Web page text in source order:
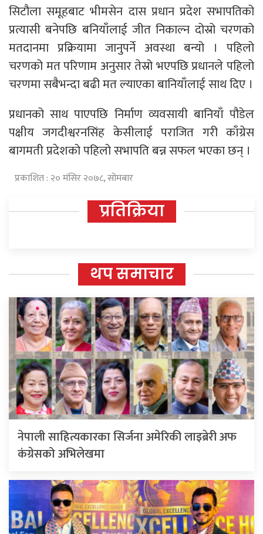
सिटौला समूहबाट भीमसेन दास प्रधान प्रदेश सभापतिको
प्रत्यासी बनेपछि बनियाँलाई जीत निकाल्न दोस्रो चरणको
मतदानमा प्रक्रियामा जानुपर्ने अवस्था बन्यो । पहिलो
चरणको मत परिणाम अनुसार तेस्रो भएपछि प्रधानले पहिलो
चरणमा सबैभन्दा बढी मत ल्याएका बानियाँलाई साथ दिए ।
प्रधानको साथ पाएपछि निर्माण व्यवसायी बानियाँ पौडेल
पक्षीय जगदीश्वरनसिंह केसीलाई पराजित गरी काँग्रेस
बागमती प्रदेशको पहिलो सभापति बन्न सफल भएका छन् ।
प्रकाशित : २० मंसिर २०७८, सोमबार
प्रतिक्रिया
थप समाचार
नेपाली साहित्यकारका सिर्जना अमेरिकी लाइब्रेरी अफ
कंग्रेसको अभिलेखमा